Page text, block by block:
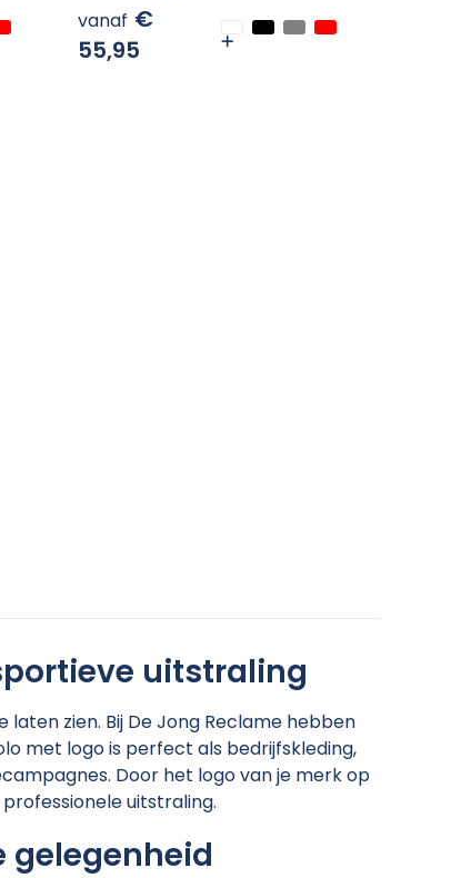
vanaf €
55,95
uitstraling
zien. Bij De Jong Reclame hebben
met logo is perfect als bedrijfskleding,
Door het logo van je merk op
uitstraling.
gelegenheid